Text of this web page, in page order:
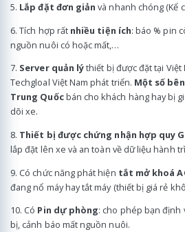
5. Lắp đặt đơn giản và nhanh chóng (Kể
6. Tích hợp rất nhiều tiện ích: báo % pin
nguồn nuôi có hoặc mất,…
7. Server quản lýthiết bị được đặt tại Việt
Techgloal Việt Nam phát triển. Một số
Trung Quốcbán cho khách hàng hay bị
dõi xe.
8. Thiết bị được chứng nhận hợp quy
lắp đặt lên xe và an toàn về dữ liệu hành
9. Có chức năng phát hiện tắt mở khoá
đang nổ máy hay tắt máy (thiết bị giá rẻ
10. Có Pin dự phòng: cho phép bạn định
bị, cảnh báo mất nguồn nuôi.